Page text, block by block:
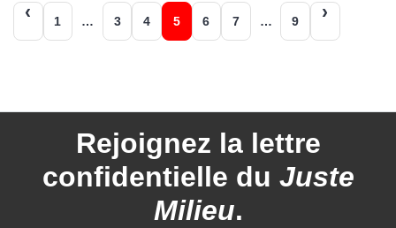
Navigation
des
1 … 3 4 5 6 7 … 9
Rejoignez la lettre
confidentielle du Juste
Milieu.